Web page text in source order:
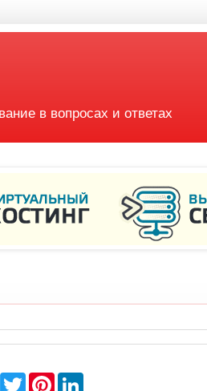
в вопросах и ответах